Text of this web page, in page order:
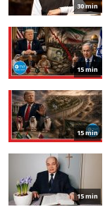
30 min
15 min
15 min
15 min